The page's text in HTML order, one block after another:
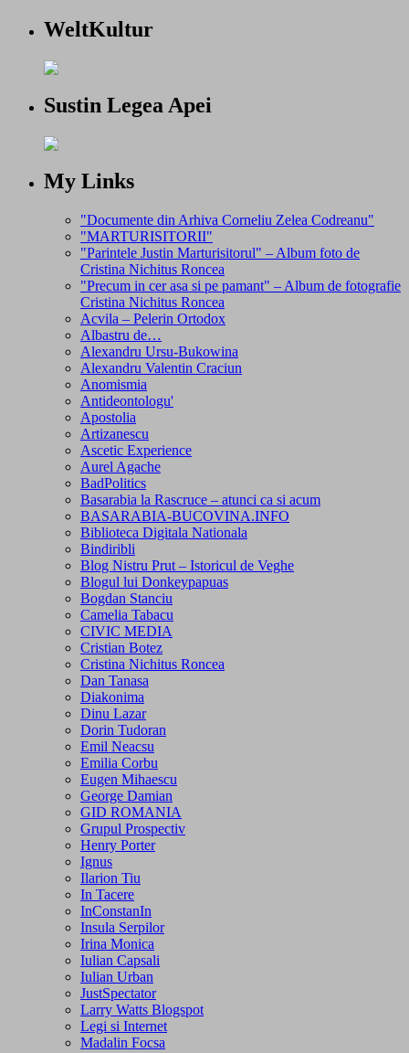
WeltKultur
Sustin Legea Apei
My Links
"Documente din Arhiva Corneliu Zelea Codreanu"
"MARTURISITORII"
"Parintele Justin Marturisitorul" – Album foto de
Cristina Nichitus Roncea
"Precum in cer asa si pe pamant" – Album de fotografie
Cristina Nichitus Roncea
Acvila – Pelerin Ortodox
Albastru de…
Alexandru Ursu-Bukowina
Alexandru Valentin Craciun
Anomismia
Antideontologu'
Apostolia
Artizanescu
Ascetic Experience
Aurel Agache
BadPolitics
Basarabia la Rascruce – atunci ca si acum
BASARABIA-BUCOVINA.INFO
Biblioteca Digitala Nationala
Bindiribli
Blog Nistru Prut – Istoricul de Veghe
Blogul lui Donkeypapuas
Bogdan Stanciu
Camelia Tabacu
CIVIC MEDIA
Cristian Botez
Cristina Nichitus Roncea
Dan Tanasa
Diakonima
Dinu Lazar
Dorin Tudoran
Emil Neacsu
Emilia Corbu
Eugen Mihaescu
George Damian
GID ROMANIA
Grupul Prospectiv
Henry Porter
Ignus
Ilarion Tiu
In Tacere
InConstanIn
Insula Serpilor
Irina Monica
Iulian Capsali
Iulian Urban
JustSpectator
Larry Watts Blogspot
Legi si Internet
Madalin Focsa